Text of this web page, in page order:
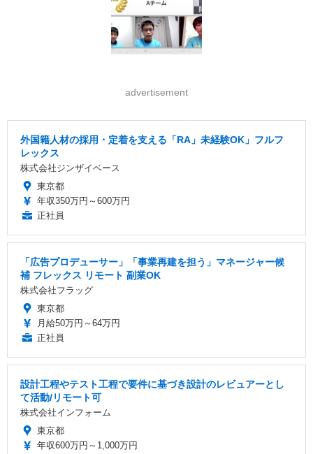
advertisement
外国籍人材の採用・定着を支える「RA」未経験OK」フルフ
レックス
株式会社ジンザイベース
東京都
年収350万円～600万円
正社員
「広告プロデューサー」「事業再建を担う」マネージャー候
補 フレックス リモート 副業OK
株式会社フラッグ
東京都
月給50万円～64万円
正社員
設計工程やテスト工程で要件に基づき設計のレビュアーとし
て活動/リモート可
株式会社インフォーム
東京都
年収600万円～1,000万円